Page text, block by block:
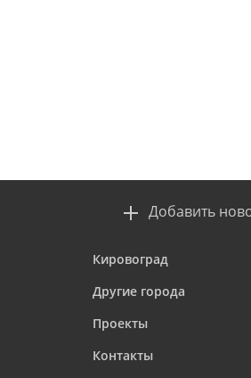
Добавить
Кировоград
Другие города
Проекты
Контакты